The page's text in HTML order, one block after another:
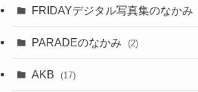
FRIDAYデジタル写真集のなかみ
PARADEのなかみ (2)
AKB (17)